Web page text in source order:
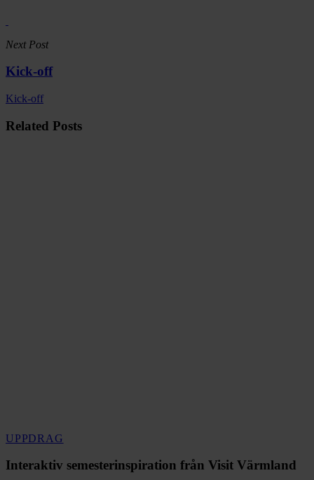
Next Post
Kick-off
Kick-off
Related Posts
UPPDRAG
från
Interaktiv semesterinspiration från Visit Värmland